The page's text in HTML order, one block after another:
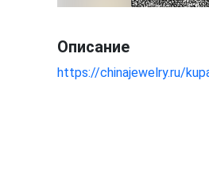
Описание
https://chinajewelry.ru/